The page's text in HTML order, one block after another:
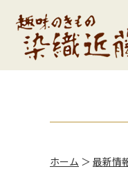
ホーム ＞ 最新情